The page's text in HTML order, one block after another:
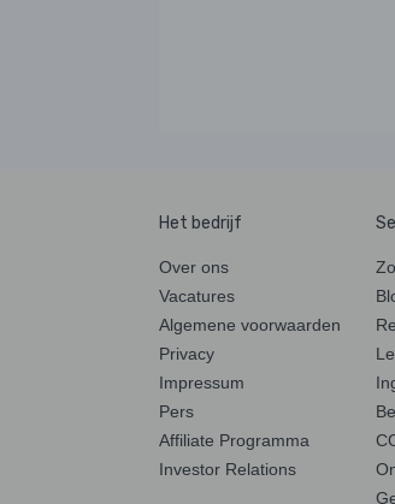
Het bedrijf
Over ons
Vacatures
Algemene voorwaarden
Privacy
Impressum
Pers
Affiliate Programma
Investor Relations